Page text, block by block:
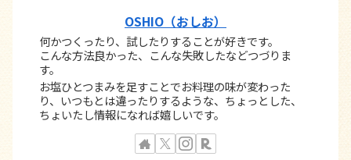
OSHIO（おしお）
何かつくったり、試したりすることが好きです。
こんな方法良かった、こんな失敗したなどつづりま
す。
お塩ひとつまみを足すことでお料理の味が変わった
り、いつもとは違ったりするような、ちょっとした、
ちょいたし情報になれば嬉しいです。